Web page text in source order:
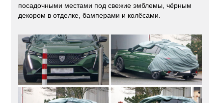
посадочными местами под свежие эмблемы, чёрным
декором в отделке, бамперами и колёсами.